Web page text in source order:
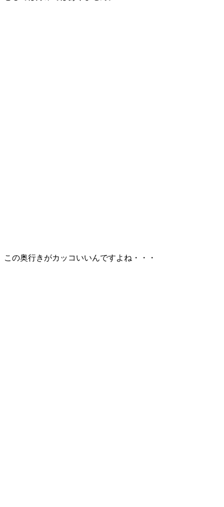
この奥行きがカッコいいんですよね・・・